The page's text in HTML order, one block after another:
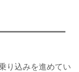
り込みを進めてい